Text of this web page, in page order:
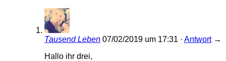
Tausend Leben 07/02/2019 um 17:31 · Antwort→
Hallo ihr drei,